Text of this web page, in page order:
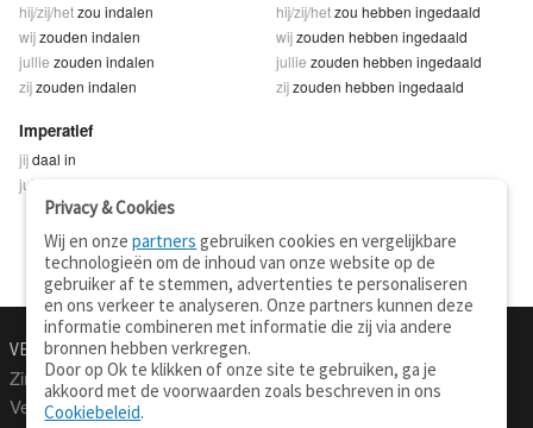
hij/zij/hetzou indalen
wijzouden indalen
jullie zouden indalen
zijzouden indalen
hij/zij/hetzou hebben ingedaald
wijzouden hebben ingedaald
jullie zouden hebben ingedaald
zijzouden hebben ingedaald
Imperatief
jijdaal in
jullie
VERTALEN.NU
Zinnen vertalen
Verklarend woordenboek
Over deze site
Privacy & Cookies
Wij en onzepartners gebruiken cookies en vergelijkbare
technologieën om de inhoud van onze website op de
gebruiker af te stemmen, advertenties te personaliseren
en ons verkeer te analyseren. Onze partners kunnen deze
informatie combineren met informatie die zij via andere
bronnen hebben verkregen.
Door op Ok te klikken of onze site te gebruiken, ga je
akkoord met de voorwaarden zoals beschreven in ons
Cookiebeleid.